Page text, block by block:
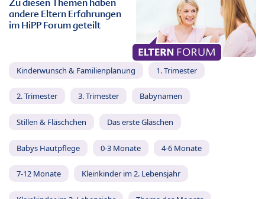
Zu diesen Themen haben
andere Eltern Erfahrungen
im HiPP Forum geteilt
Kinderwunsch & Familienplanung 1. Trimester
2. Trimester 3. Trimester Babynamen
Stillen & Fläschchen Das erste Gläschen
Babys Hautpflege 0-3 Monate 4-6 Monate
7-12 Monate Kleinkinder im 2. Lebensjahr